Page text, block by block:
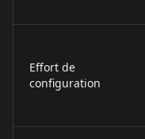
Doctor 05
Effort de
configuration